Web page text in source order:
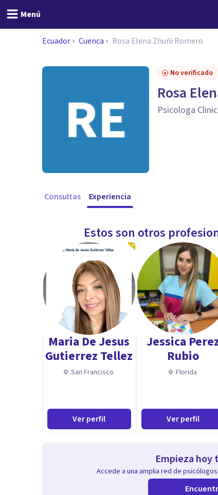
Menú
Ecuador Cuenca Rosa Elena Zhuñi Romero
No verificado
Rosa
Psicologa
Consultas Experiencia
Estos son otros
Maria De Jesus
Gutierrez Tellez
San Francisco
Ver perfil
Jessica
Rubio
Florida
Ver perfil
Empieza hoy
Accede a una amplia red de